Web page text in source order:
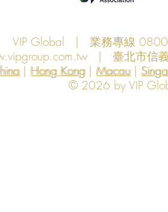
VIP Global | 業務專線
| 臺北市信
| Hong Kong | Macau |
Hong Kong Macau
© 2026 by VIP